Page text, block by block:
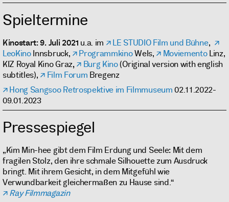
Spieltermine
Kinostart:9. Juli 2021 u.a. im LE STUDIO Film und Bühne,
LeoKinoInnsbruck, ProgrammkinoWels, MoviementoLinz,
KIZ Royal Kino Graz, Burg Kino(Original version with english
subtitles),
Film Forum Bregenz
Hong Sangsoo Retrospektive im Filmmuseum02.11.2022-
09.01.2023
Pressespiegel
„Kim Min-hee gibt dem Film Erdung und Seele: Mit dem
fragilen Stolz, den ihre schmale Silhouette zum Ausdruck
bringt. Mit ihrem Gesicht, in dem Mitgefühl wie
Verwundbarkeit gleichermaßen zu Hause sind.“
Ray Filmmagazin